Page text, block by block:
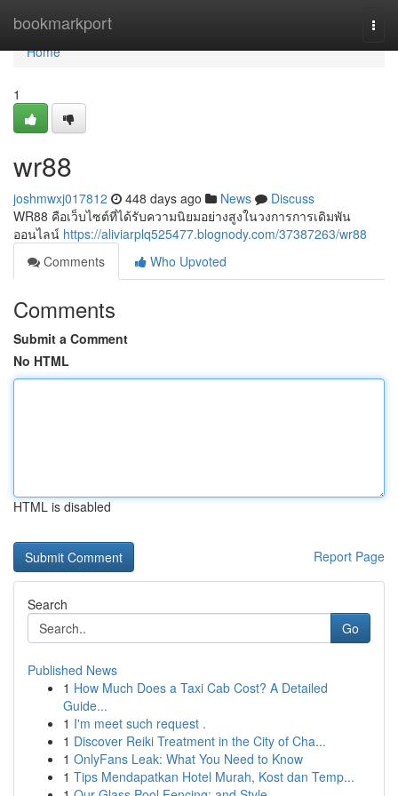
bookmarkport
Home
Home
1
wr88
joshmwxj017812 448 days ago News
Discuss
WR88 คือเว็บไซต์ที่ได้รับความนิยมอย่างสูงในวงการการเดิมพัน
ออนไลน์ https://aliviarplq525477.blognody.com/37387263/wr88
Comments
Who Upvoted
Comments
Submit a Comment
No HTML
HTML is disabled
Report Page
Search
Go
Published News
1 How Much Does a Taxi Cab Cost? A Detailed
Guide...
1 I'm meet such request .
1 Discover Reiki Treatment in the City of Cha...
1 OnlyFans Leak: What You Need to Know
1 Tips Mendapatkan Hotel Murah, Kost dan Temp...